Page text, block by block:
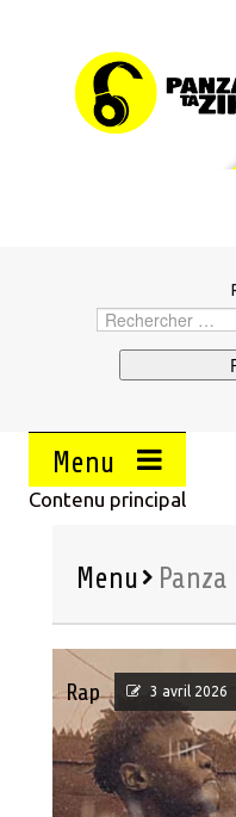
Menu
Contenu principal
Menu
Rap 3 avril 2026